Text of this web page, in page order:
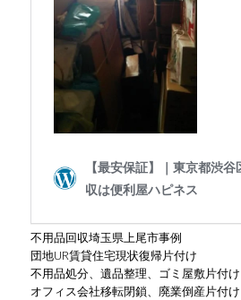
不用品回収埼玉県上尾市事例
団地UR賃貸住宅現状復帰片付け
不用品処分、遺品整理、ゴミ屋敷片付け
オフィス会社移転閉鎖、廃業倒産片付け